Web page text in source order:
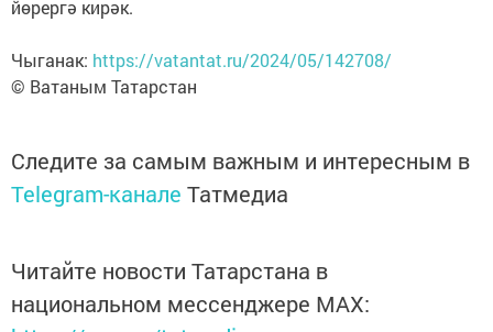
йөрергә кирәк.
Чыганак: https://vatantat.ru/2024/05/142708/
© Ватаным Татарстан
Следите за самым важным и интересным в
Telegram-канале Татмедиа
Читайте новости Татарстана в
национальном мессенджере MАХ: